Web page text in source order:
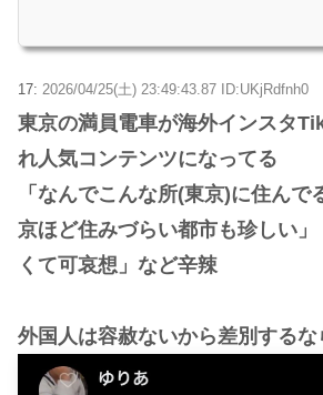
17: 2026/04/25(土) 23:49:43.87 ID:UKjRdfnh0
東京の満員電車が海外インスタ
れ人気コンテンツになってる
「なんでこんな所(東京)に住んで
京ほど住みづらい都市も珍しい
くて可哀想」など辛辣
外国人は容赦ないから差別する